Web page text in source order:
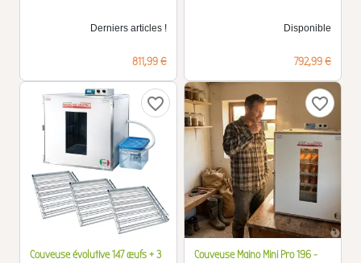
Derniers articles !
Prix
811,99 €
Disponible
Prix
792,99 €
favorite_border
Couveuse évolutive 147 œufs + 3
favorite_border
Couveuse Maino Mini Pro 196 -